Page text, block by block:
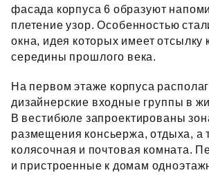
фасада корпуса 6 образуют
плетение узор. Особенностью
окна, идея которых имеет отсылку
середины прошлого века.
На первом этаже корпуса
дизайнерские входные группы в
В вестибюле запроектированы
размещения консьержа, отдыха, а
колясочная и почтовая комната.
и пристроенные к домам